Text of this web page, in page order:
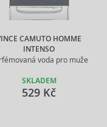
CAMUTO HOMME
INTENSO
voda pro muže
SKLADEM
529 Kč